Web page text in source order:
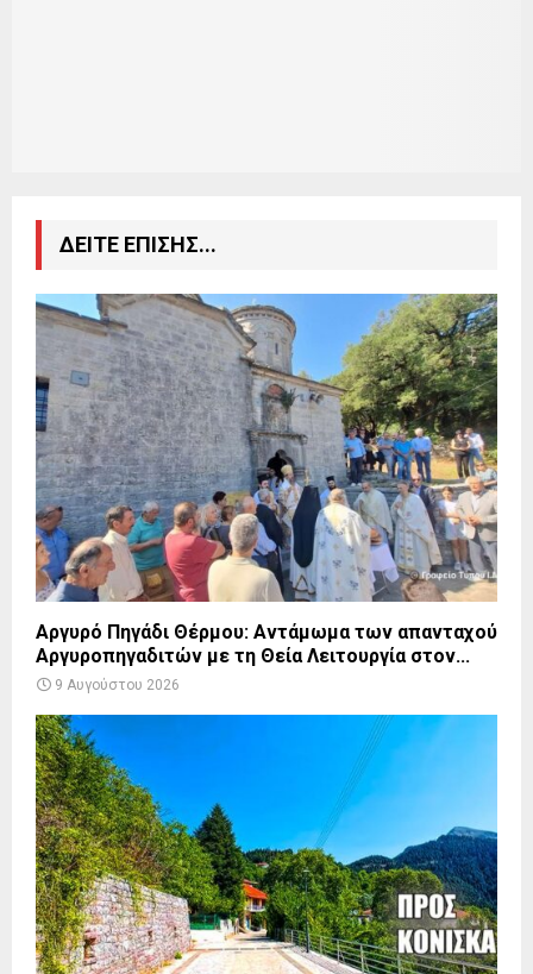
ΔΕΙΤΕ ΕΠΙΣΗΣ...
Αργυρό Πηγάδι Θέρμου: Αντάμωμα των απανταχού
Αργυροπηγαδιτών με τη Θεία Λειτουργία στον...
9 Αυγούστου 2026